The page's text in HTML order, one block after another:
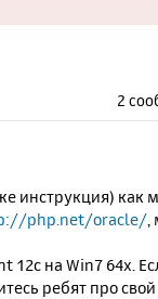
2
инструкция) как
php.net/oracle/,
на Win7 64x.
ребят про